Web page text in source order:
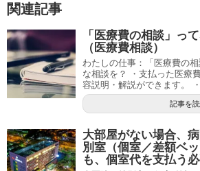
関連記事
「医療費の相談」っ
（医療費相談）
わたしの仕事：「医療費の
な相談を？ ・支払った医療
容説明・解説ができます。
記事を
大部屋がない場合、
別室（個室／差額ベ
も、個室代を支払う